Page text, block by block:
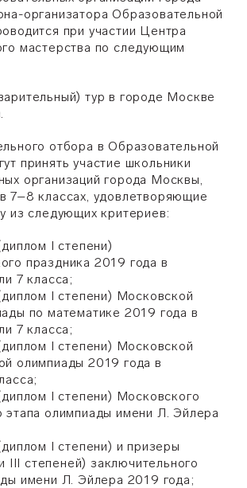
организатора Образовательной
при участии Центра
мастерства по следующим
тур в городе Москве
отбора в Образовательной
принять участие школьники
организаций города Москвы,
7–8 классах, удовлетворяющие
из следующих критериев:
I степени)
праздника 2019 года в
7 класса;
I степени) Московской
по математике 2019 года в
7 класса;
I степени) Московской
олимпиады 2019 года в
I степени) Московского
этапа олимпиады имени Л. Эйлера
I степени) и призеры
III степеней) заключительного
имени Л. Эйлера 2019 года;